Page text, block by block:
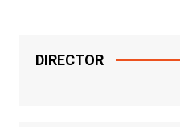
DIRECTOR